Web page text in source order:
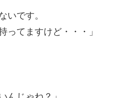
いです。
ってますけど・・・」